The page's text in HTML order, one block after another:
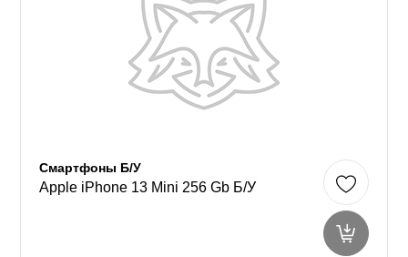
Смартфоны Б/У
Apple iPhone 13 Mini 256 Gb Б/У